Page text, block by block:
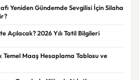
Yeniden Gündemde Sevgilisi İçin Silaha
Açılacak? 2026 Yılı Tatil Bilgileri
Temel Maaş Hesaplama Tablosu ve